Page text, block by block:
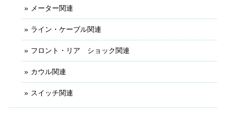
メーター関連
ライン・ケーブル関連
フロント・リア ショック関連
カウル関連
スイッチ関連